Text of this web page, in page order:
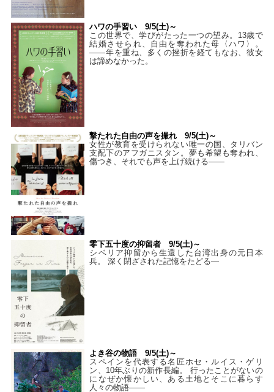
ハワの手習い 9/5(土)～
この世界で、学びがたった一つの望み。13歳で
結婚させられ、自由を奪われた母〈ハワ〉。
——年を重ね、多くの挫折を経てもなお、彼女
は諦めなかった。
撃たれた自由の声を撮れ 9/5(土)～
女性が教育を受けられない唯一の国、タリバン
支配下のアフガニスタン。夢も希望も奪われ、
傷つき、それでも声を上げ続ける——
零下五十度の抑留者 9/5(土)～
シベリア抑留から生還した台湾出身の元日本
兵。 深く閉ざされた記憶をたどる—
よき谷の物語 9/5(土)～
スペインを代表する名匠ホセ・ルイス・ゲリ
ン、10年ぶりの新作長編。 行ったことがないの
になぜか懐かしい、ある土地とそこに暮らす
人々の物語――